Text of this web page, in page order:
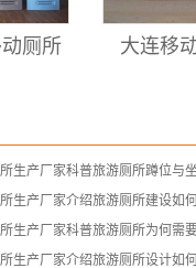
厕所 大连移
生产厂家科普旅游厕所蹲位与
生产厂家介绍旅游厕所建设如
生产厂家科普旅游厕所为何需
生产厂家介绍旅游厕所设计如